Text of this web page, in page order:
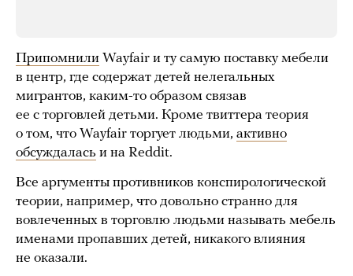
Припомнили Wayfair и ту самую поставку мебели
в центр, где содержат детей нелегальных
мигрантов, каким-то образом связав
ее с торговлей детьми. Кроме твиттера теория
о том, что Wayfair торгует людьми, активно
обсуждалась и на Reddit.
Все аргументы противников конспирологической
теории, например, что довольно странно для
вовлеченных в торговлю людьми называть мебель
именами пропавших детей, никакого влияния
не оказали.